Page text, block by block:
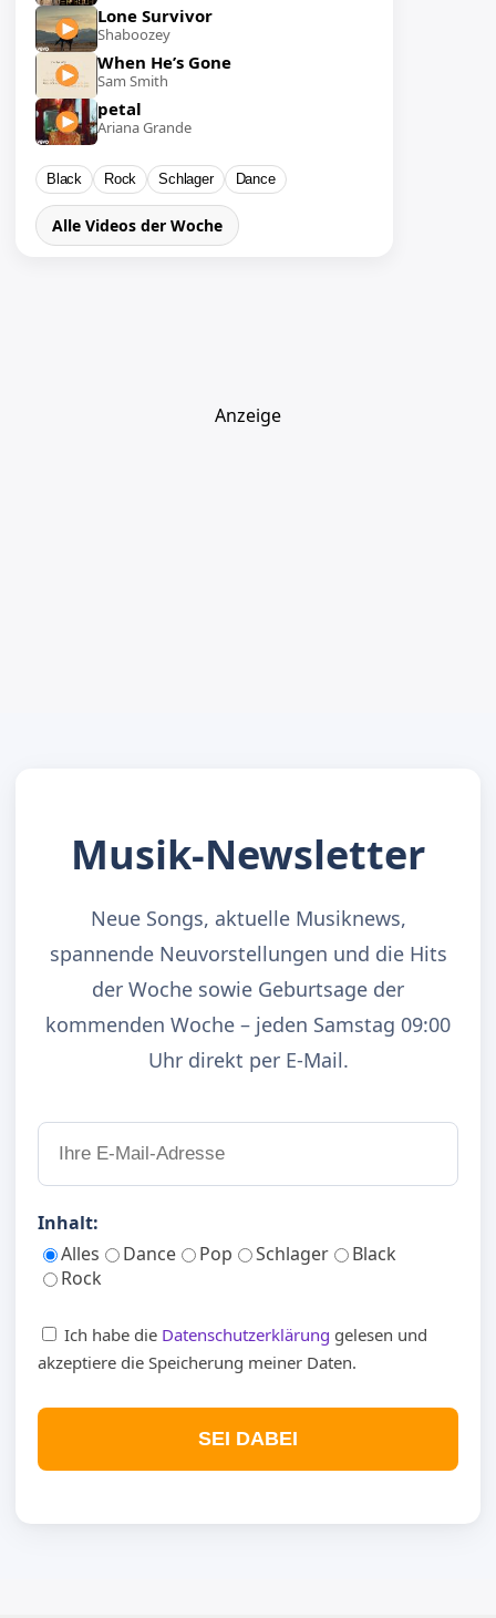
Lone Survivor
Shaboozey
When He’s Gone
Sam Smith
petal
Ariana Grande
Black Rock Schlager Dance
Alle Videos der Woche
Anzeige
Musik-Newsletter
Neue Songs, aktuelle Musiknews,
spannende Neuvorstellungen und die Hits
der Woche sowie Geburtsage der
kommenden Woche – jeden Samstag 09:00
Uhr direkt per E-Mail.
Inhalt:
Alles
Dance Pop Schlager
Black
Rock
Ich habe die Datenschutzerklärung gelesen und
akzeptiere die Speicherung meiner Daten.
SEI DABEI